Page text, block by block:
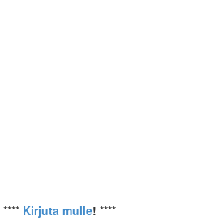
**** Kirjuta mulle! ****